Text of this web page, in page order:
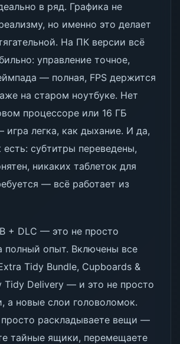
в ряд. Графика не
но именно это делает
На ПК версии всё
управление точное,
— полная, FPS держится
на старом ноутбуке. Нет
процессоре или 16 ГБ
игра легка, как дыхание. И да,
есть: субтитры переведены,
никаких таблеток для
— всё работает из
+ DLC — это не просто
полный опыт. Включены все
Tidy Bundle, Cupboards &
Tidy Delivery — и это не просто
а новые слои головоломок.
раскладываете вещи —
тайные ящики, перемещаете